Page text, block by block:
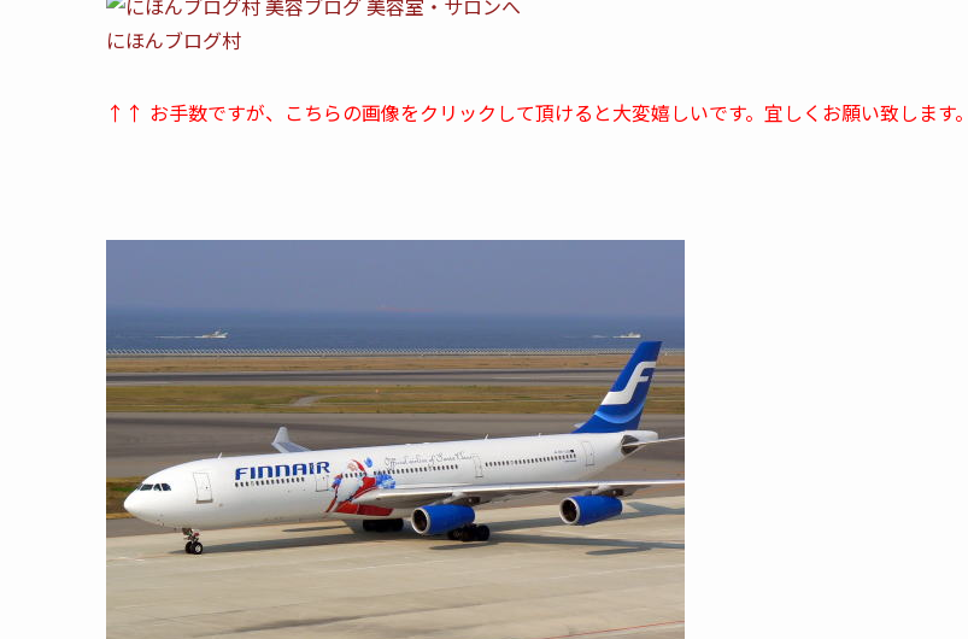
にほんブログ村
↑↑ お手数ですが、こちらの画像をクリックして頂けると大変嬉しいです。宜しくお願い致します。